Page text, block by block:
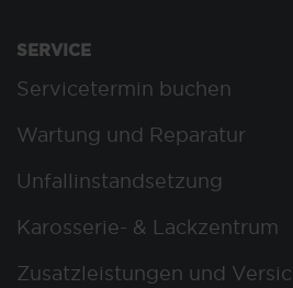
SERVICE
Servicetermin buchen
Wartung und Reparatur
Unfallinstandsetzung
Karosserie- & Lackzentrum
Zusatzleistungen und